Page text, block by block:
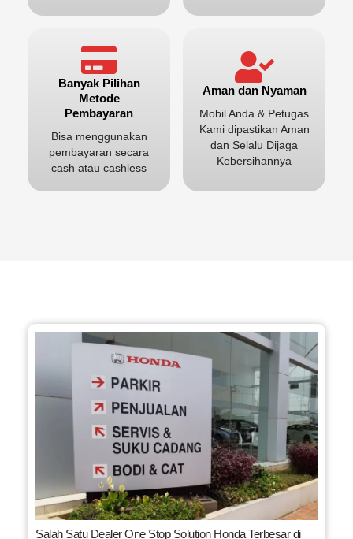
Banyak Pilihan
Metode
Pembayaran
Bisa menggunakan
pembayaran secara
cash atau cashless
Aman dan Nyaman
Mobil Anda & Petugas
Kami dipastikan Aman
dan Selalu Dijaga
Kebersihannya
Salah Satu Dealer One Stop Solution Honda Terbesar di